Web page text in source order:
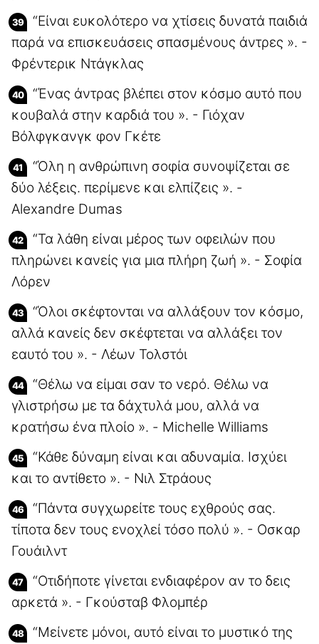
“Είναι ευκολότερο να χτίσεις δυνατά παιδιά
παρά να επισκευάσεις σπασμένους άντρες ». -
Φρέντερικ Ντάγκλας
“Ένας άντρας βλέπει στον κόσμο αυτό που
κουβαλά στην καρδιά του ». - Γιόχαν
Βόλφγκανγκ φον Γκέτε
“Όλη η ανθρώπινη σοφία συνοψίζεται σε
δύο λέξεις. περίμενε και ελπίζεις ». -
Alexandre Dumas
“Τα λάθη είναι μέρος των οφειλών που
πληρώνει κανείς για μια πλήρη ζωή ». - Σοφία
Λόρεν
“Όλοι σκέφτονται να αλλάξουν τον κόσμο,
αλλά κανείς δεν σκέφτεται να αλλάξει τον
εαυτό του ». - Λέων Τολστόι
“Θέλω να είμαι σαν το νερό. Θέλω να
γλιστρήσω με τα δάχτυλά μου, αλλά να
κρατήσω ένα πλοίο ». - Michelle Williams
“Κάθε δύναμη είναι και αδυναμία. Ισχύει
και το αντίθετο ». - Νιλ Στράους
“Πάντα συγχωρείτε τους εχθρούς σας.
τίποτα δεν τους ενοχλεί τόσο πολύ ». - Οσκαρ
Γουάιλντ
“Οτιδήποτε γίνεται ενδιαφέρον αν το δεις
αρκετά ». - Γκούσταβ Φλομπέρ
“Μείνετε μόνοι, αυτό είναι το μυστικό της